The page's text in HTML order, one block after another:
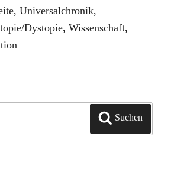
, Universalchronik,
Dystopie, Wissenschaft,
Suchen